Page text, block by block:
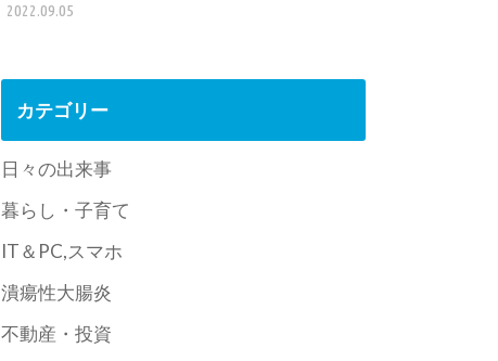
2022.09.05
カテゴリー
日々の出来事
暮らし・子育て
IT＆PC,スマホ
潰瘍性大腸炎
不動産・投資